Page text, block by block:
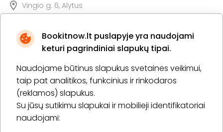
Bookitnow.lt puslapyje yra naudojami
keturi pagrindiniai slapukų tipai.
Naudojame būtinus slapukus svetainės veikimui,
taip pat analitikos, funkcinius ir rinkodaros
(reklamos) slapukus.
Su jūsų sutikimu slapukai ir mobilieji identifikatoriai
naudojami:
Vingio g. 6, Alytus
3 procedūrų SPA ritualas dviem
2 val.
2 asm.
185,00 € 110,00 €
Apie paslaugą